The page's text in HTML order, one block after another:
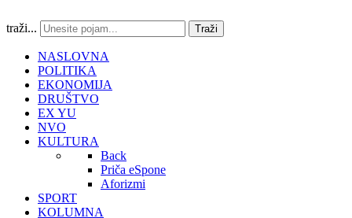
traži... Traži
NASLOVNA
POLITIKA
EKONOMIJA
DRUŠTVO
EX YU
NVO
KULTURA
Back
Priča eSpone
Aforizmi
SPORT
KOLUMNA